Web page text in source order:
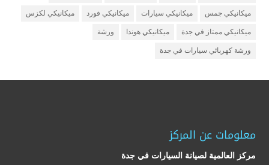
ميكانيكي جمس ميكانيكي سيارات ميكانيكي فورد ميكانيكي لكزس
ميكانيكي ممتاز في جدة ميكانيكي هوندا ورشة
ورشة كهربائي سيارات في جدة
معلومات عن المركز
مركز العالمية لصيانة السيارات في جدة